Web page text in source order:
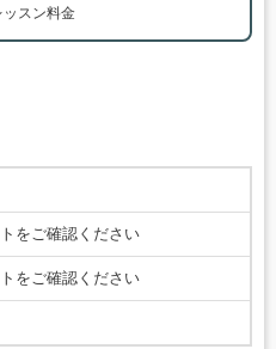
スン料金
をご確認ください
をご確認ください